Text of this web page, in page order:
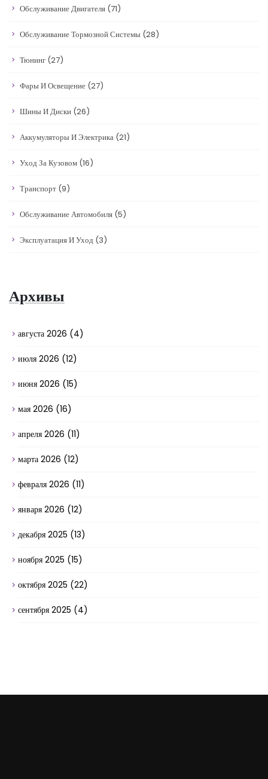
Обслуживание Двигателя (71)
Обслуживание Тормозной Системы (28)
Тюнинг (27)
Фары И Освещение (27)
Шины И Диски (26)
Аккумуляторы И Электрика (21)
Уход За Кузовом (16)
Транспорт (9)
Обслуживание Автомобиля (5)
Эксплуатация И Уход (3)
Архивы
августа 2026 (4)
июля 2026 (12)
июня 2026 (15)
мая 2026 (16)
апреля 2026 (11)
марта 2026 (12)
февраля 2026 (11)
января 2026 (12)
декабря 2025 (13)
ноября 2025 (15)
октября 2025 (22)
сентября 2025 (4)